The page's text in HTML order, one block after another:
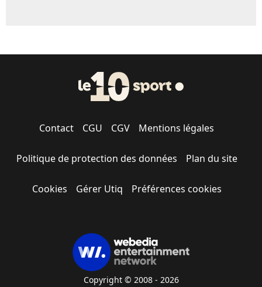
Contact CGU CGV Mentions légales
Politique de protection des données Plan du site
Cookies Gérer Utiq Préférences cookies
Copyright © 2008 - 2026